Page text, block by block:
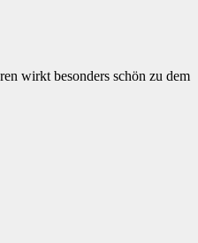
wirkt besonders schön zu dem